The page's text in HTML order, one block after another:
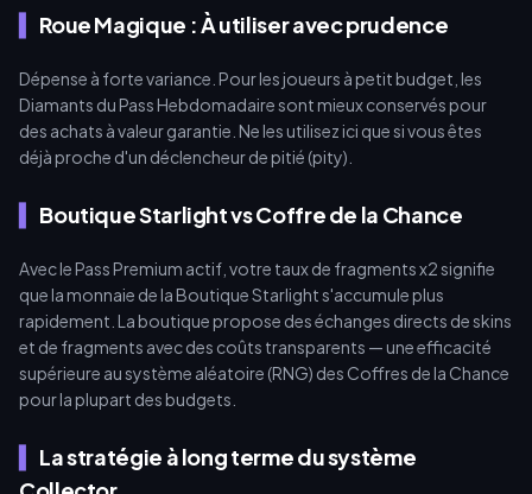
Roue Magique : À utiliser avec prudence
Dépense à forte variance. Pour les joueurs à petit budget, les
Diamants du Pass Hebdomadaire sont mieux conservés pour
des achats à valeur garantie. Ne les utilisez ici que si vous êtes
déjà proche d'un déclencheur de pitié (pity).
Boutique Starlight vs Coffre de la Chance
Avec le Pass Premium actif, votre taux de fragments x2 signifie
que la monnaie de la Boutique Starlight s'accumule plus
rapidement. La boutique propose des échanges directs de skins
et de fragments avec des coûts transparents — une efficacité
supérieure au système aléatoire (RNG) des Coffres de la Chance
pour la plupart des budgets.
La stratégie à long terme du système